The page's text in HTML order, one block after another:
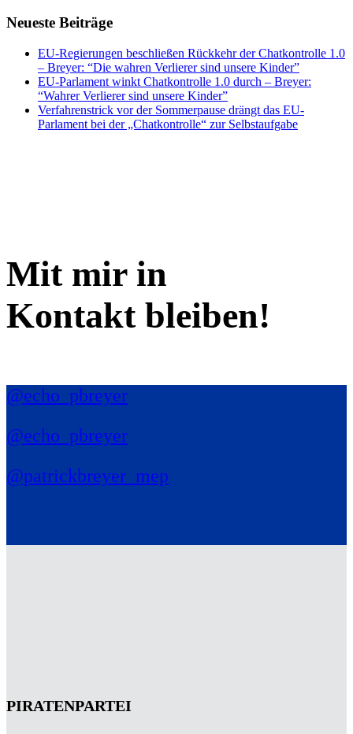
Neueste Beiträge
EU-Regierungen beschließen Rückkehr der Chatkontrolle 1.0
– Breyer: “Die wahren Verlierer sind unsere Kinder”
EU-Parlament winkt Chatkontrolle 1.0 durch – Breyer:
“Wahrer Verlierer sind unsere Kinder”
Verfahrenstrick vor der Sommerpause drängt das EU-
Parlament bei der „Chatkontrolle“ zur Selbstaufgabe
Mit mir in
Kontakt bleiben!
@echo_pbreyer
@echo_pbreyer
@patrickbreyer_mep
PIRATENPARTEI